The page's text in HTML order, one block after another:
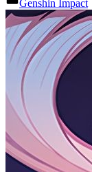
Genshin Impact